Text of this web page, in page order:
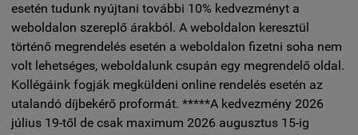
esetén tudunk nyújtani további 10% kedvezményt a
weboldalon szereplő árakból. A weboldalon keresztül
történő megrendelés esetén a weboldalon fizetni soha nem
volt lehetséges, weboldalunk csupán egy megrendelő oldal.
Kollégáink fogják megküldeni online rendelés esetén az
utalandó díjbekérő proformát. *****A kedvezmény 2026
július 19-től de csak maximum 2026 augusztus 15-ig